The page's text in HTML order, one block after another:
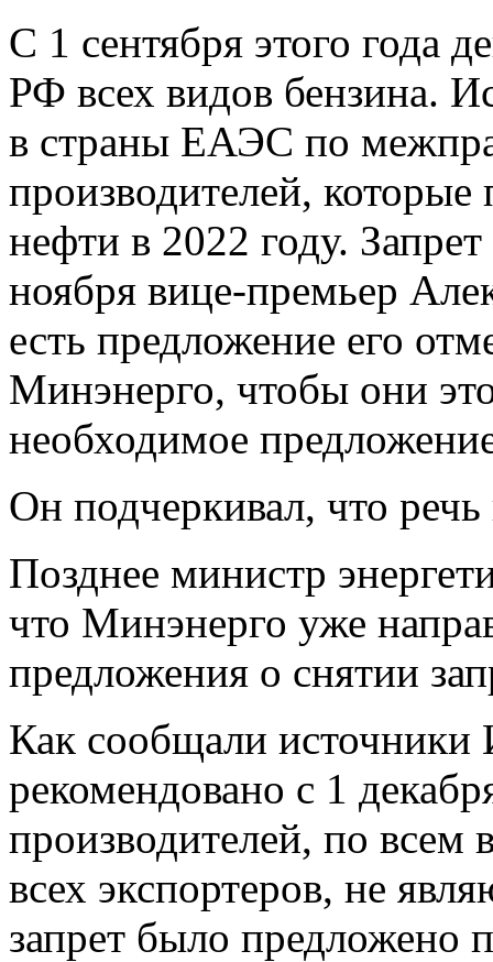
С 1 сентября этого года
РФ всех видов бензина.
в страны ЕАЭС по
производителей,
нефти в 2022 году.
ноября вице-премьер
есть предложение его
Минэнерго, чтобы они
необходимое
Он подчеркивал, что
Позднее министр
что Минэнерго уже
предложения о снятии
Как сообщали источники
рекомендовано с 1
производителей, по всем
всех экспортеров, не
запрет было предложено